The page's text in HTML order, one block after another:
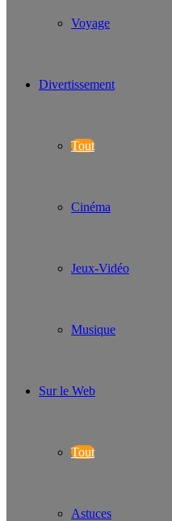
Voyage
Divertissement
Tout
Cinéma
Jeux-Vidéo
Musique
Sur le Web
Tout
Astuces